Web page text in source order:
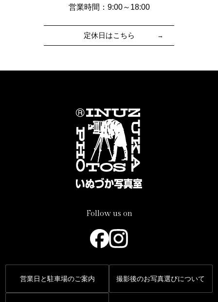
営業時間：9:00～18:00
定休日はこちら
Follow us on
営業日と駐車場のご案内 撮影後のお写真選びについて